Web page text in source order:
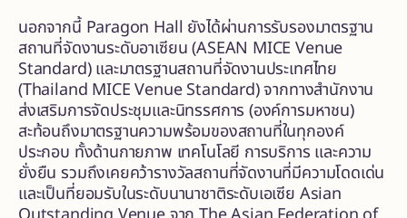
นอกจากนี้ Paragon Hall ยังได้ผ่านการรับรองมาตรฐาน
สถานที่จัดงานระดับอาเซียน (ASEAN MICE Venue
Standard) และมาตรฐานสถานที่จัดงานประเทศไทย
(Thailand MICE Venue Standard) จากทางสำนักงาน
ส่งเสริมการจัดประชุมและนิทรรศการ (องค์การมหาชน)
สะท้อนถึงมาตรฐานความพร้อมของสถานที่ในทุกองค์
ประกอบ ทั้งด้านกายภาพ เทคโนโลยี การบริการ และความ
ยั่งยืน รวมถึงเคยคว้ารางวัลสถานที่จัดงานที่มีความโดดเด่น
และเป็นที่ยอมรับในระดับนานาชาติระดับเอเซีย Asian